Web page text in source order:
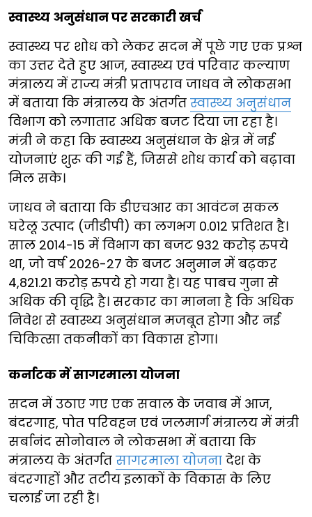
स्वास्थ्य अनुसंधान पर सरकारी खर्च
स्वास्थ्य पर शोध को लेकर सदन में पूछे गए एक प्रश्न
का उत्तर देते हुए आज, स्वास्थ्य एवं परिवार कल्याण
मंत्रालय में राज्य मंत्री प्रतापराव जाधव ने लोकसभा
में बताया कि मंत्रालय के अंतर्गत स्वास्थ्य अनुसंधान
विभाग को लगातार अधिक बजट दिया जा रहा है।
मंत्री ने कहा कि स्वास्थ्य अनुसंधान के क्षेत्र में नई
योजनाएं शुरू की गई हैं, जिससे शोध कार्य को बढ़ावा
मिल सके।
जाधव ने बताया कि डीएचआर का आवंटन सकल
घरेलू उत्पाद (जीडीपी) का लगभग 0.012 प्रतिशत है।
साल 2014-15 में विभाग का बजट 932 करोड़ रुपये
था, जो वर्ष 2026-27 के बजट अनुमान में बढ़कर
4,821.21 करोड़ रुपये हो गया है। यह पाबच गुना से
अधिक की वृद्धि है। सरकार का मानना है कि अधिक
निवेश से स्वास्थ्य अनुसंधान मजबूत होगा और नई
चिकित्सा तकनीकों का विकास होगा।
कर्नाटक में सागरमाला योजना
सदन में उठाए गए एक सवाल के जवाब में आज,
बंदरगाह, पोत परिवहन एवं जलमार्ग मंत्रालय में मंत्री
सर्बानंद सोनोवाल ने लोकसभा में बताया कि
मंत्रालय के अंतर्गत सागरमाला योजना देश के
बंदरगाहों और तटीय इलाकों के विकास के लिए
चलाई जा रही है।